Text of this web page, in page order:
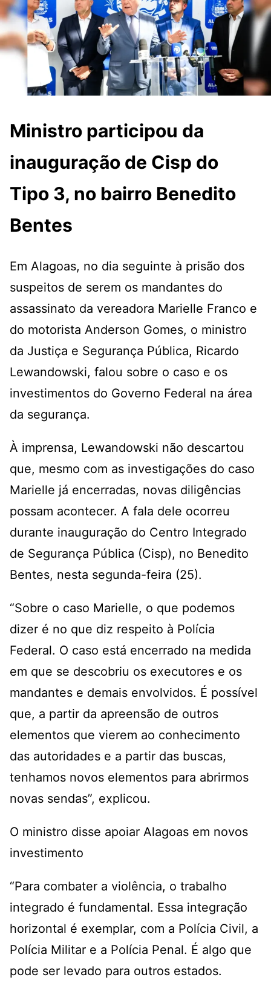
Ministro participou da
inauguração de Cisp do
Tipo 3, no bairro Benedito
Bentes
Em Alagoas, no dia seguinte à prisão dos
suspeitos de serem os mandantes do
assassinato da vereadora Marielle Franco e
do motorista Anderson Gomes, o ministro
da Justiça e Segurança Pública, Ricardo
Lewandowski, falou sobre o caso e os
investimentos do Governo Federal na área
da segurança.
À imprensa, Lewandowski não descartou
que, mesmo com as investigações do caso
Marielle já encerradas, novas diligências
possam acontecer. A fala dele ocorreu
durante inauguração do Centro Integrado
de Segurança Pública (Cisp), no Benedito
Bentes, nesta segunda-feira (25).
“Sobre o caso Marielle, o que podemos
dizer é no que diz respeito à Polícia
Federal. O caso está encerrado na medida
em que se descobriu os executores e os
mandantes e demais envolvidos. É possível
que, a partir da apreensão de outros
elementos que vierem ao conhecimento
das autoridades e a partir das buscas,
tenhamos novos elementos para abrirmos
novas sendas”, explicou.
O ministro disse apoiar Alagoas em novos
investimento
“Para combater a violência, o trabalho
integrado é fundamental. Essa integração
horizontal é exemplar, com a Polícia Civil, a
Polícia Militar e a Polícia Penal. É algo que
pode ser levado para outros estados.